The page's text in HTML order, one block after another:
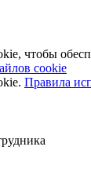
чтобы
cookie
Правила